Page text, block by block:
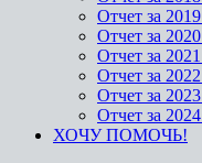
Отчет за
Отчет за
Отчет за
Отчет за
Отчет за
Отчет за
ХОЧУ ПОМОЧЬ!